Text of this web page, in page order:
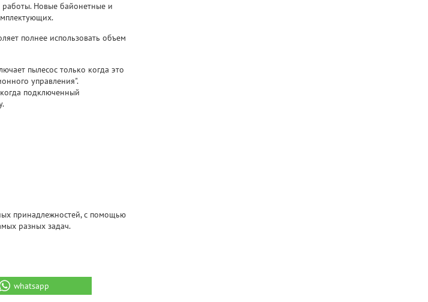
работы. Новые байонетные и
полнее использовать объем
пылесос только когда это
управления".
подключенный
принадлежностей, с помощью
разных задач.
whatsapp